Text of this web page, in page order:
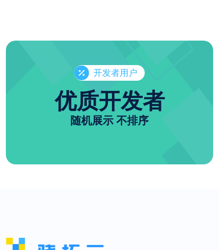
开发者用户
优质开发者
随机展示 不排序